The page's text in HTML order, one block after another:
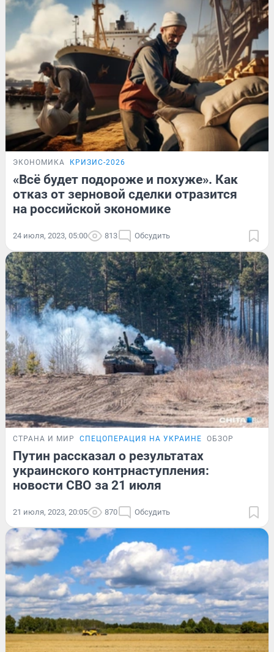
ЭКОНОМИКА КРИЗИС-2026
«Всё будет подороже и похуже». Как
отказ от зерновой сделки отразится
на российской экономике
24 июля, 2023, 05:00 813 Обсудить
СТРАНА И МИР СПЕЦОПЕРАЦИЯ НА УКРАИНЕ ОБЗОР
Путин рассказал о результатах
украинского контрнаступления:
новости СВО за 21 июля
21 июля, 2023, 20:05 870 Обсудить